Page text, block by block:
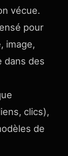
vécue.
pour
image,
dans des
clics),
de